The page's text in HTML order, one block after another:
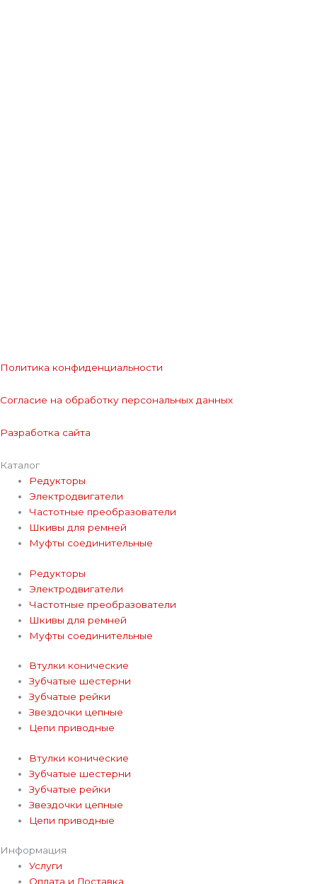
Политика конфиденциальности
Согласие на обработку персональных данных
Разработка сайта
Каталог
Редукторы
Электродвигатели
Частотные преобразователи
Шкивы для ремней
Муфты соединительные
Редукторы
Электродвигатели
Частотные преобразователи
Шкивы для ремней
Муфты соединительные
Втулки конические
Зубчатые шестерни
Зубчатые рейки
Звездочки цепные
Цепи приводные
Втулки конические
Зубчатые шестерни
Зубчатые рейки
Звездочки цепные
Цепи приводные
Информация
Услуги
Оплата и Доставка